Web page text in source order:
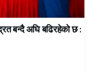
बन्दै अघि बढिरहेको छ :